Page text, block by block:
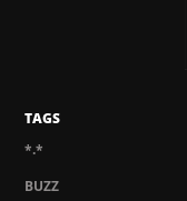
TAGS
*.*
BUZZ